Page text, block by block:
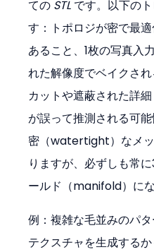
ての STL です。以下の
す：トポロジが密で最
あること、1枚の写真入
れた解像度でベイクさ
カットや遮蔽された詳
が誤って推測される可
密（watertight）なメ
りますが、必ずしも常
ールド（manifold）にな
例：複雑な毛並みのパ
テクスチャを生成する